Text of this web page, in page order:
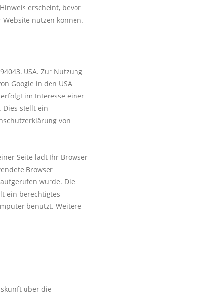
erscheint, bevor
Website nutzen können.
USA. Zur Nutzung
Google in den USA
im Interesse einer
Dies stellt ein
von
Seite lädt Ihr Browser
Browser
wurde. Die
ein berechtigtes
benutzt. Weitere
über die